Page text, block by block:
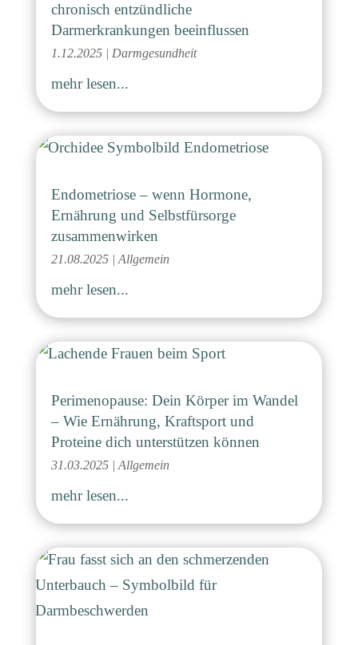
chronisch entzündliche
Darmerkrankungen beeinflussen
1.12.2025| Darmgesundheit
mehr lesen...
Endometriose – wenn Hormone,
Ernährung und Selbstfürsorge
zusammenwirken
21.08.2025| Allgemein
mehr lesen...
Perimenopause: Dein Körper im Wandel
– Wie Ernährung, Kraftsport und
Proteine dich unterstützen können
31.03.2025| Allgemein
mehr lesen...